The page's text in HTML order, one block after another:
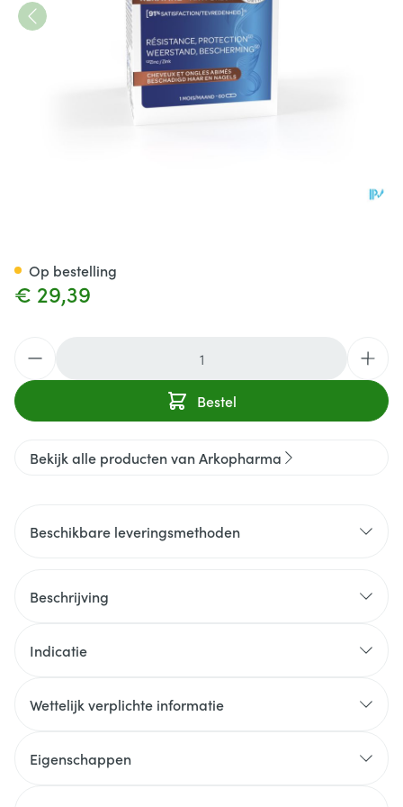
€ 29,39
Bestel
Op bestelling
Bekijk alle producten van Arkopharma
Beschikbare leveringsmethoden
Beschrijving
Indicatie
Wettelijk verplichte informatie
Eigenschappen